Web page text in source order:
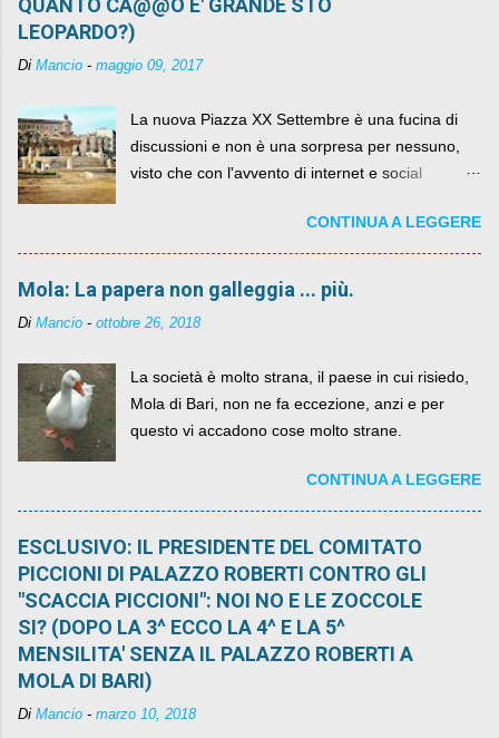
QUANTO CA@@O E' GRANDE STO
LEOPARDO?)
Di Mancio - maggio 09, 2017
La nuova Piazza XX Settembre è una fucina di
discussioni e non è una sorpresa per nessuno,
visto che con l'avvento di internet e social
sua lasciandone anche traccia scritta nel web.
CONTINUA A LEGGERE
Mola: La papera non galleggia ... più.
Di Mancio - ottobre 26, 2018
La società è molto strana, il paese in cui risiedo,
Mola di Bari, non ne fa eccezione, anzi e per
questo vi accadono cose molto strane.
CONTINUA A LEGGERE
ESCLUSIVO: IL PRESIDENTE DEL COMITATO
PICCIONI DI PALAZZO ROBERTI CONTRO GLI
"SCACCIA PICCIONI": NOI NO E LE ZOCCOLE
SI? (DOPO LA 3^ ECCO LA 4^ E LA 5^
MENSILITA' SENZA IL PALAZZO ROBERTI A
MOLA DI BARI)
Di Mancio - marzo 10, 2018